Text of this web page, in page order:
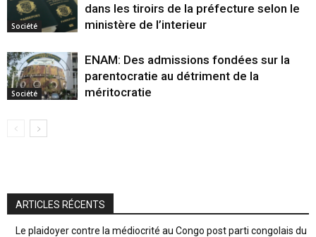
Société
dans les tiroirs de la préfecture selon le
ministère de l’interieur
Société
ENAM: Des admissions fondées sur la
parentocratie au détriment de la
méritocratie
ARTICLES RÉCENTS
Le plaidoyer contre la médiocrité au Congo post parti congolais du